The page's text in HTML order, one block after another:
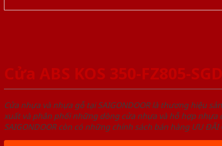
Cửa ABS KOS 350-FZ805-SGD
Cửa nhựa và nhựa gỗ tại SAIGONDOOR là thương hiệu
xuất và phân phối những dòng cửa nhựa và hỗ hợp
SAIGONDOOR còn có những chính sách bán hàng ƯU